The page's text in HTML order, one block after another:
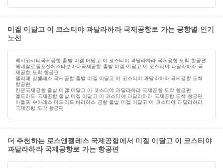
미겔 이달고 이 코스티야 과달라하라 국제공항로 가는 공항별 인기
노선
멕시코시티국제공항 출발 미겔 이달고 이 코스티야 과달라하라 국제공항 도착 항공편
헤네랄로돌포산체스타보아다국제공항 출발 미겔 이달고 이 코스티야 과달라하라 국
제공항 도착 항공편
펠리페 앙헬레스 국제공항 출발 미겔 이달고 이 코스티야 과달라하라 국제공항 도착
항공편
칸쿤국제공항 출발 미겔 이달고 이 코스티야 과달라하라 국제공항 도착 항공편
엘도라도 국제공항 출발 미겔 이달고 이 코스티야 과달라하라 국제공항 도착 항공편
아돌포 수아레스 마드리드 바라하스 공항 출발 미겔 이달고 이 코스티야 과달라하라
국제공항 도착 항공편
더 추천하는 로스앤젤레스 국제공항에서 미겔 이달고 이 코스티야
과달라하라 국제공항로 가는 항공편